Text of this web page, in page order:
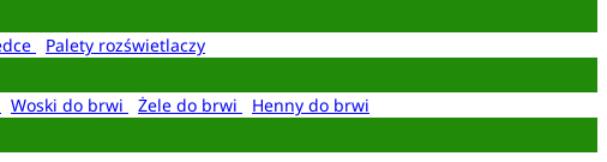
Palety rozświetlaczy
Woski do brwi Żele do brwi
Henny do brwi